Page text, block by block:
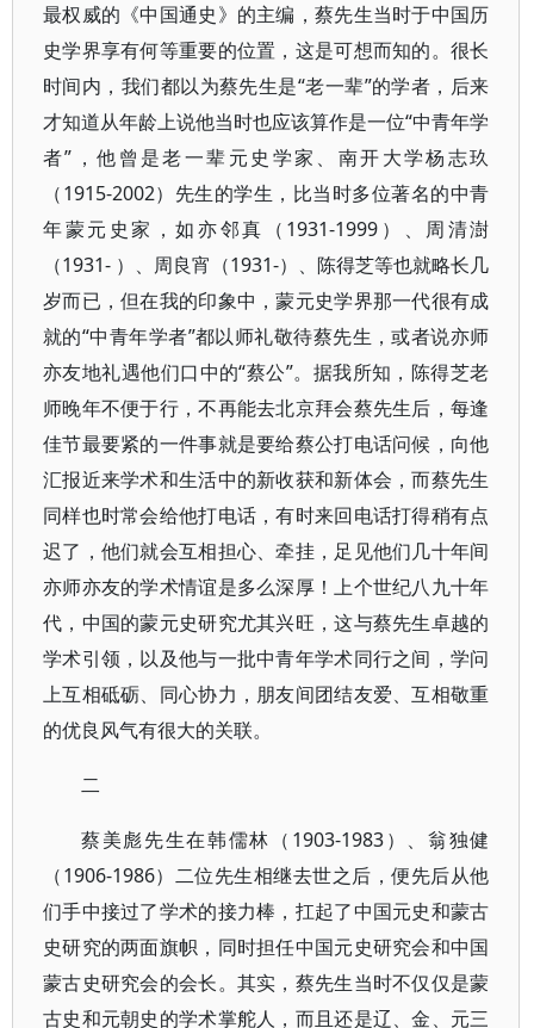
最权威的《中国通史》的主编，蔡先生当时于中国历
史学界享有何等重要的位置，这是可想而知的。很长
时间内，我们都以为蔡先生是“老一辈”的学者，后来
才知道从年龄上说他当时也应该算作是一位“中青年学
者”，他曾是老一辈元史学家、南开大学杨志玖
（1915-2002）先生的学生，比当时多位著名的中青
年蒙元史家，如亦邻真（1931-1999）、周清澍
（1931- ）、周良宵（1931-）、陈得芝等也就略长几
岁而已，但在我的印象中，蒙元史学界那一代很有成
就的“中青年学者”都以师礼敬待蔡先生，或者说亦师
亦友地礼遇他们口中的“蔡公”。据我所知，陈得芝老
师晚年不便于行，不再能去北京拜会蔡先生后，每逢
佳节最要紧的一件事就是要给蔡公打电话问候，向他
汇报近来学术和生活中的新收获和新体会，而蔡先生
同样也时常会给他打电话，有时来回电话打得稍有点
迟了，他们就会互相担心、牵挂，足见他们几十年间
亦师亦友的学术情谊是多么深厚！上个世纪八九十年
代，中国的蒙元史研究尤其兴旺，这与蔡先生卓越的
学术引领，以及他与一批中青年学术同行之间，学问
上互相砥砺、同心协力，朋友间团结友爱、互相敬重
的优良风气有很大的关联。
二
蔡美彪先生在韩儒林（1903-1983）、翁独健
（1906-1986）二位先生相继去世之后，便先后从他
们手中接过了学术的接力棒，扛起了中国元史和蒙古
史研究的两面旗帜，同时担任中国元史研究会和中国
蒙古史研究会的会长。其实，蔡先生当时不仅仅是蒙
古史和元朝史的学术掌舵人，而且还是辽、金、元三